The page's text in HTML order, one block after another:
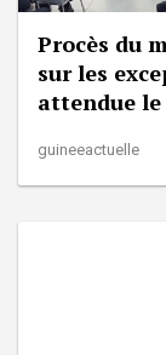
Procès du
sur les
attendue le
guineeactuelle